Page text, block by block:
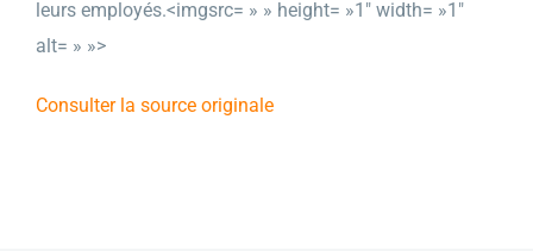
leurs employés.<imgsrc= » » height= »1″ width= »1″
alt= » »>
Consulter la source originale